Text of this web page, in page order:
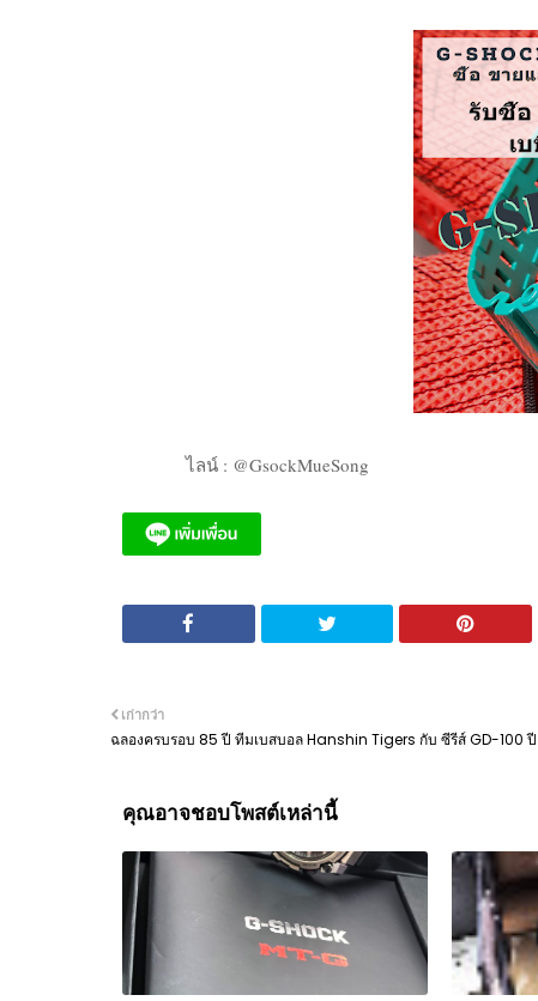
ไลน์ : @GsockMueSong
เก่ากว่า
ฉลองครบรอบ 85 ปี ทีมเบสบอล Hanshin Tigers กับ ซีรีส์ GD-100
คุณอาจชอบโพสต์เหล่านี้